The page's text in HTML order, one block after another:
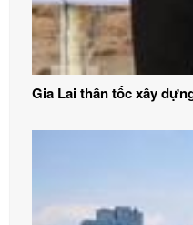
Gia Lai thần tốc xây